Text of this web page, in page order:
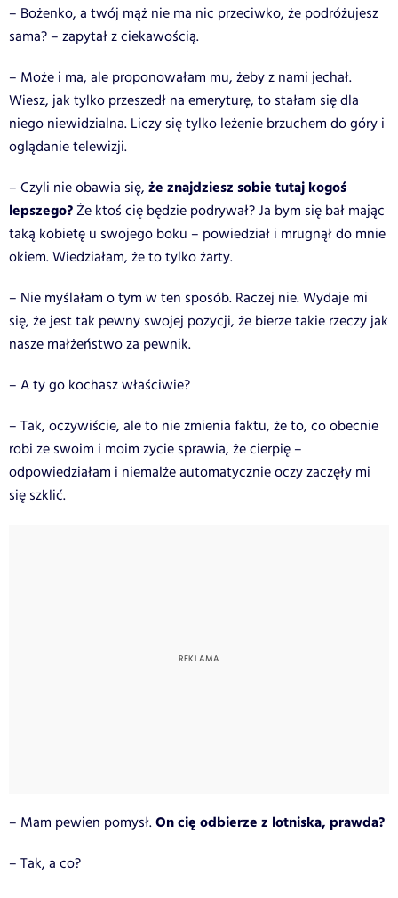
– Bożenko, a twój mąż nie ma nic przeciwko, że podróżujesz
sama? – zapytał z ciekawością.
– Może i ma, ale proponowałam mu, żeby z nami jechał.
Wiesz, jak tylko przeszedł na emeryturę, to stałam się dla
niego niewidzialna. Liczy się tylko leżenie brzuchem do góry i
oglądanie telewizji.
– Czyli nie obawia się, że znajdziesz sobie tutaj kogoś
lepszego?Że ktoś cię będzie podrywał? Ja bym się bał mając
taką kobietę u swojego boku – powiedział i mrugnął do mnie
okiem. Wiedziałam, że to tylko żarty.
– Nie myślałam o tym w ten sposób. Raczej nie. Wydaje mi
się, że jest tak pewny swojej pozycji, że bierze takie rzeczy jak
nasze małżeństwo za pewnik.
– A ty go kochasz właściwie?
– Tak, oczywiście, ale to nie zmienia faktu, że to, co obecnie
robi ze swoim i moim zycie sprawia, że cierpię –
odpowiedziałam i niemalże automatycznie oczy zaczęły mi
się szklić.
– Mam pewien pomysł.On cię odbierze z lotniska, prawda?
– Tak, a co?